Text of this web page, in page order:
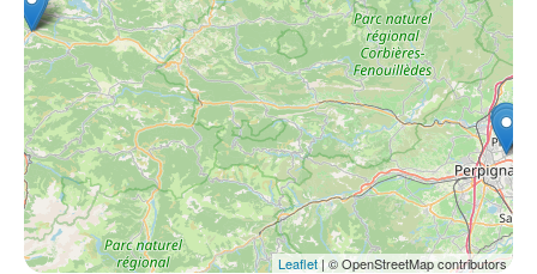
Leaflet | © OpenStreetMap contributors